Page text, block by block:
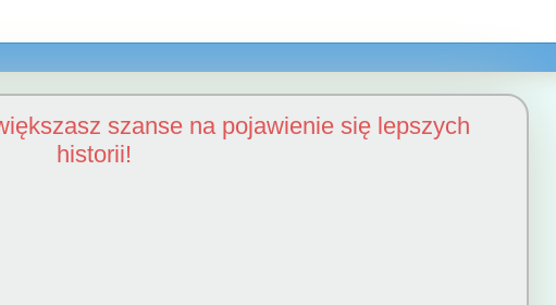
szanse na pojawienie się lepszych
historii!